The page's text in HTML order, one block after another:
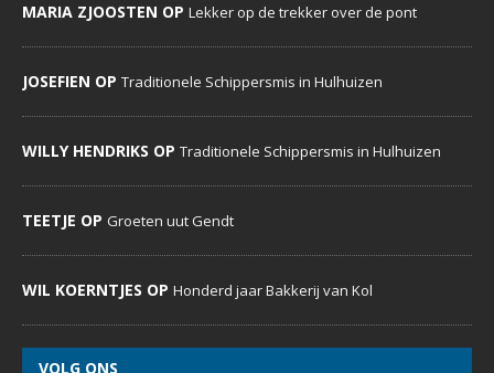
MARIA ZJOOSTEN OP Lekker op de trekker over de pont
JOSEFIEN OP Traditionele Schippersmis in Hulhuizen
WILLY HENDRIKS OP Traditionele Schippersmis in Hulhuizen
TEETJE OP Groeten uut Gendt
WIL KOERNTJES OP Honderd jaar Bakkerij van Kol
VOLG ONS